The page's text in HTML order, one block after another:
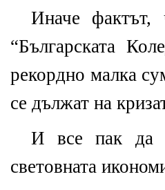
Иначе фактът,
“Българската
рекордно малка
се дължат на
И все пак да
световната